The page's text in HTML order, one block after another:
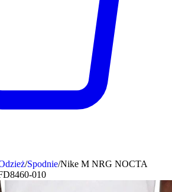
/Spodnie/Nike M NRG NOCTA
010